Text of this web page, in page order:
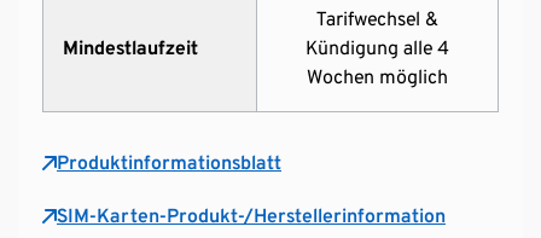
Mindestlaufzeit
Tarifwechsel &
Kündigung alle 4
Wochen möglich
Produktinformationsblatt
SIM-Karten-Produkt-/Herstellerinformation